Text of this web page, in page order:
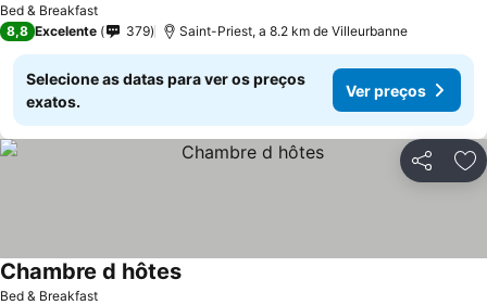
Bed & Breakfast
8,8 Excelente 379 Saint-Priest, a 8.2 km de Villeurbanne
Selecione as datas para ver os preços
exatos.
Ver preços
Partilhar
Bed & Breakfast
Chambre d hôtes